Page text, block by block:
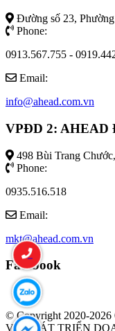
Đường số 23,
Phone:
0913.567.755 -
Email:
info@ahead.com.vn
VPĐD 2: AHEAD
498 Bùi Trang
Phone:
0935.516.518
Email:
mkt@ahead.com.vn
Facebook
© Copyright 2020-
VÀ PHÁT TRIỂN